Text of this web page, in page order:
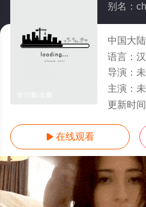
别名：
中国大陆
语言：
导演：
主演：
更新时间
 在线观看